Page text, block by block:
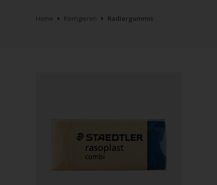
Home Korrigieren Radiergummis